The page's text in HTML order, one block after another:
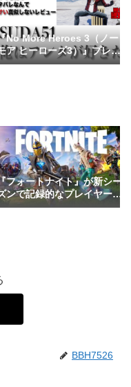
No More Heroes 3（ノー
ア ヒーローズ3）』プレイ
ビュー（ネタバレなし）
フォートナイト』が新シー
ンで記録的なプレイヤー数
達成
BBH7526